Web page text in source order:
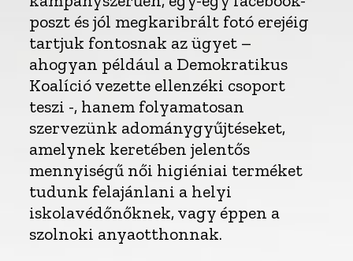
poszt és jól megkaribrált fotó erejéig
tartjuk fontosnak az ügyet –
ahogyan például a Demokratikus
Koalíció vezette ellenzéki csoport
teszi -, hanem folyamatosan
szervezünk adománygyűjtéseket,
amelynek keretében jelentős
mennyiségű női higiéniai terméket
tudunk felajánlani a helyi
iskolavédőnőknek, vagy éppen a
szolnoki anyaotthonnak.